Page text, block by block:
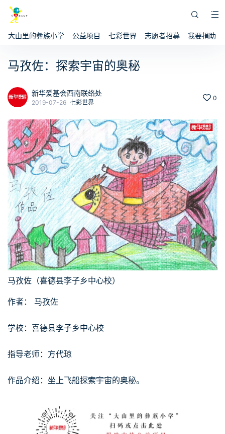
大山里的彝族小学 公益项目 七彩世界 志愿者招募 我要捐助
马孜佐：探索宇宙的奥秘
新华爱基会西南联络处
2019-07-26 七彩世界
0
马孜佐（喜德县李子乡中心校）
作者： 马孜佐
学校：喜德县李子乡中心校
指导老师：方代琼
作品介绍：坐上飞船探索宇宙的奥秘。